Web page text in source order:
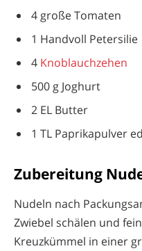
4 große Tomaten
1 Handvoll Petersilie
4 Knoblauchzehen
500 g Joghurt
2 EL Butter
1 TL Paprikapulver
Zubereitung
Nudeln nach
Zwiebel schälen und
Kreuzkümmel in einer